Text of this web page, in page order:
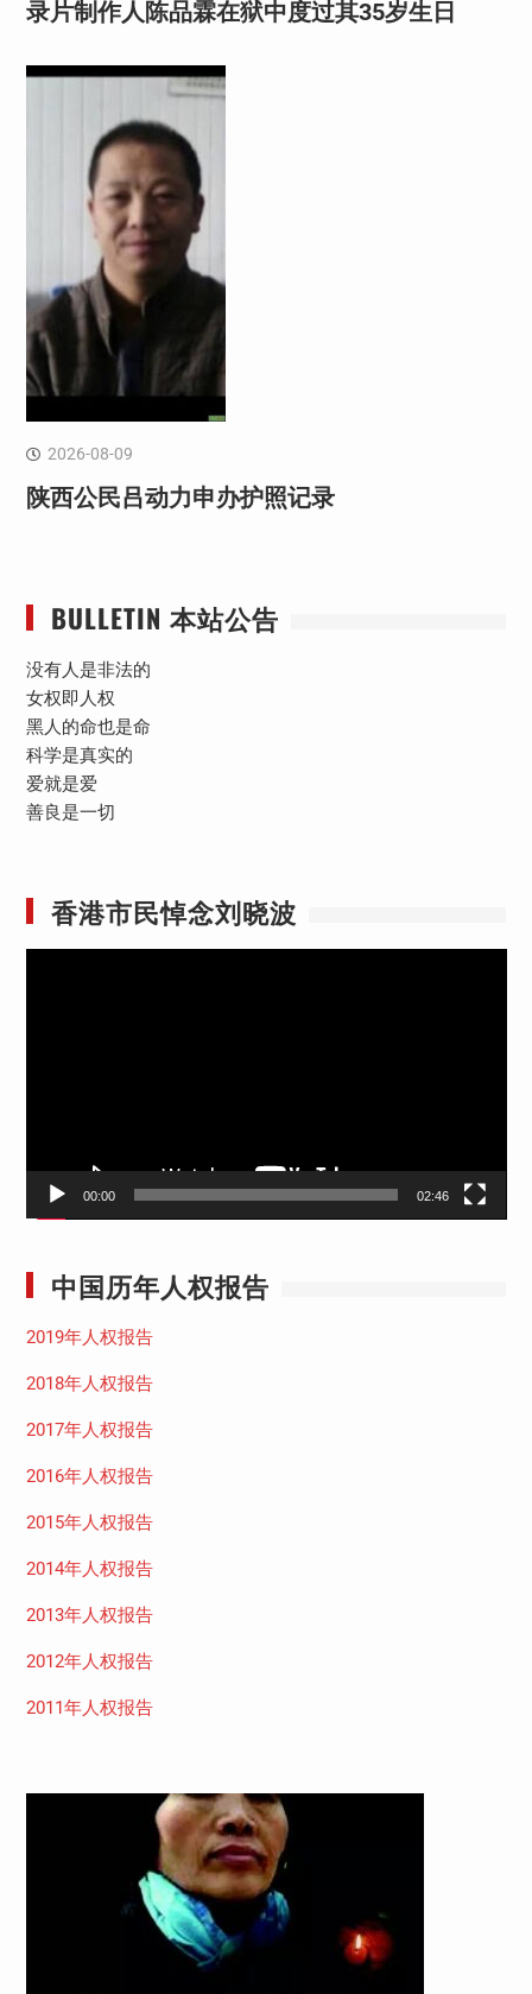
录片制作人陈品霖在狱中度过其35岁生日
2026-08-09
陕西公民吕动力申办护照记录
BULLETIN 本站公告
没有人是非法的
女权即人权
黑人的命也是命
科学是真实的
爱就是爱
善良是一切
香港市民悼念刘晓波
00:00 02:46
中国历年人权报告
2019年人权报告
2018年人权报告
2017年人权报告
2016年人权报告
2015年人权报告
2014年人权报告
2013年人权报告
2012年人权报告
2011年人权报告